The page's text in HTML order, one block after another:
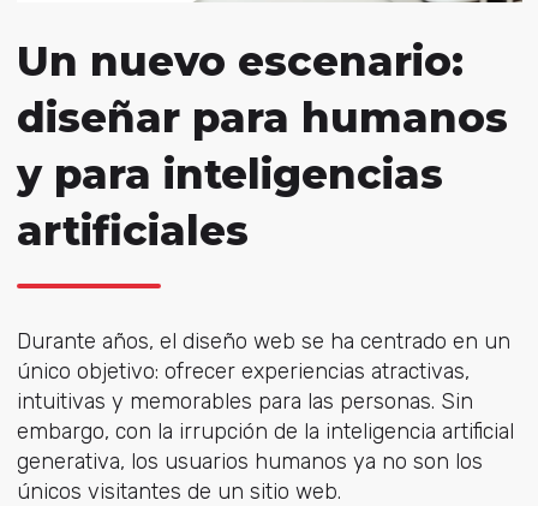
Un nuevo escenario:
diseñar para humanos
y para inteligencias
artificiales
Durante años, el diseño web se ha centrado en un
único objetivo: ofrecer experiencias atractivas,
intuitivas y memorables para las personas. Sin
embargo, con la irrupción de la inteligencia artificial
generativa, los usuarios humanos ya no son los
únicos visitantes de un sitio web.